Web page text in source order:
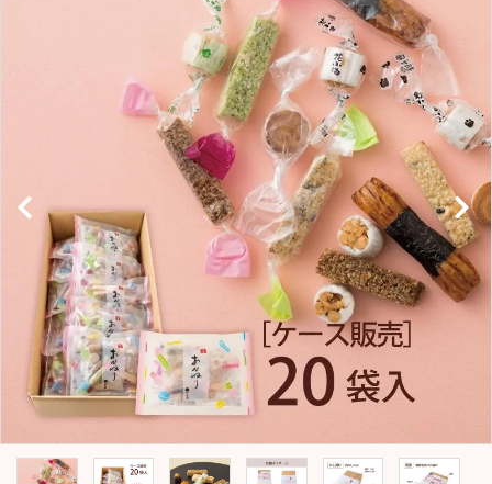
コンテンツ
おかしのひとりごと
店舗情報
公式HP